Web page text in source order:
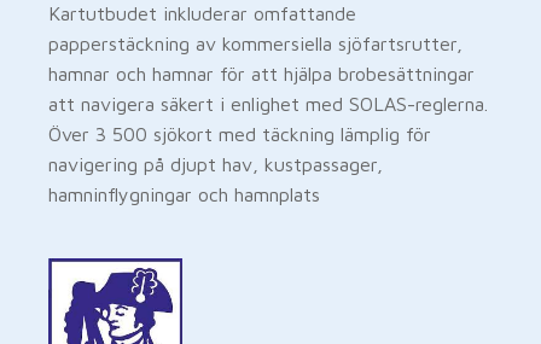
Kartutbudet inkluderar omfattande
papperstäckning av kommersiella sjöfartsrutter,
hamnar och hamnar för att hjälpa brobesättningar
att navigera säkert i enlighet med SOLAS-reglerna.
Över 3 500 sjökort med täckning lämplig för
navigering på djupt hav, kustpassager,
hamninflygningar och hamnplats